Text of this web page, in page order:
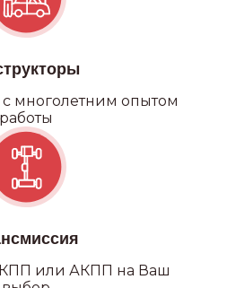
многолетним опытом
работы
или АКПП на Ваш
С